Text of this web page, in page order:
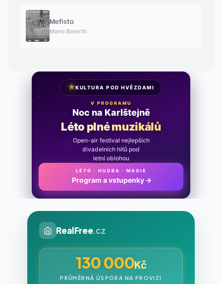
Mefisto
Mario Bosetti
★KULTURA POD HVĚZDAMI
V PROGRAMU
Noc na Karlštejně
Léto plné muzikálů
Open-air festival nejlepších
divadelních hitů pod
letní oblohou
LÉTO · HUDBA · MAGIE
Program a vstupenky→
RealFree.cz
130 000Kč
PRŮMĚRNÁ ÚSPORA NA PROVIZI